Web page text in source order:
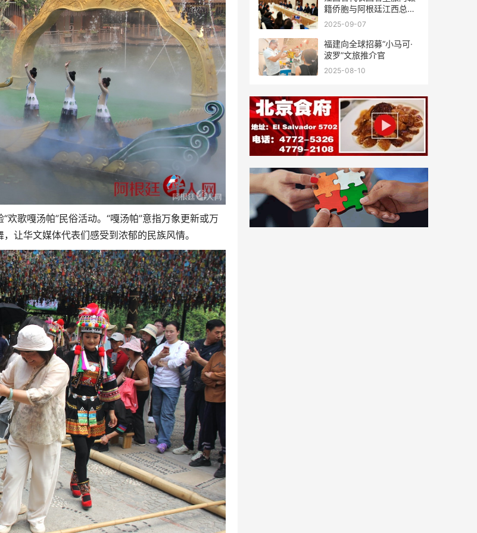
歌嘎汤帕”民俗活动。“嘎汤帕”意指万象更新或万
让华文媒体代表们感受到浓郁的民族风情。
籍侨胞与阿根廷江西总商
会座谈
2025-09-07
福建向全球招募“小马可·
波罗”文旅推介官
2025-08-10